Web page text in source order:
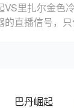
里扎尔金
直播信号，只
巴丹崛起